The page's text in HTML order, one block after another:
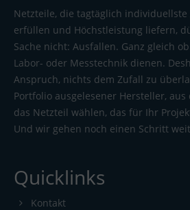
Netzteile, die tagtäglich
erfüllen und Höchstleistung liefern,
Sache nicht: Ausfallen. Ganz gleich
Labor- oder Messtechnik dienen.
Anspruch, nichts dem Zufall zu
Portfolio ausgelesener Hersteller,
das Netzteil wählen, das für Ihr
Und wir gehen noch einen Schritt
Quicklinks
Kontakt